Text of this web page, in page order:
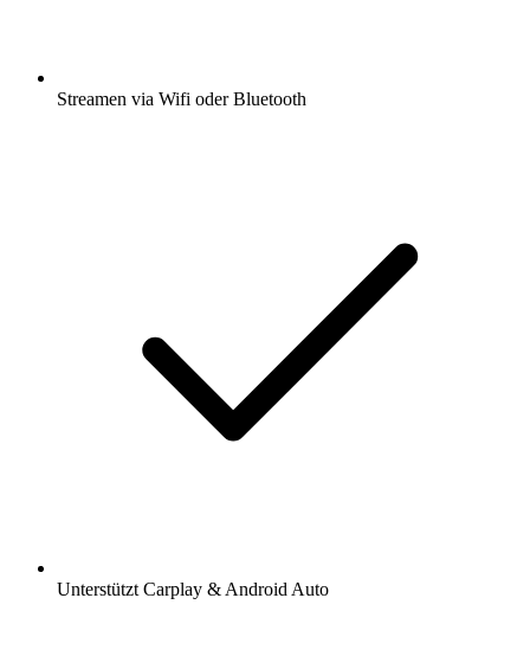
Streamen via Wifi oder Bluetooth
Unterstützt Carplay & Android Auto